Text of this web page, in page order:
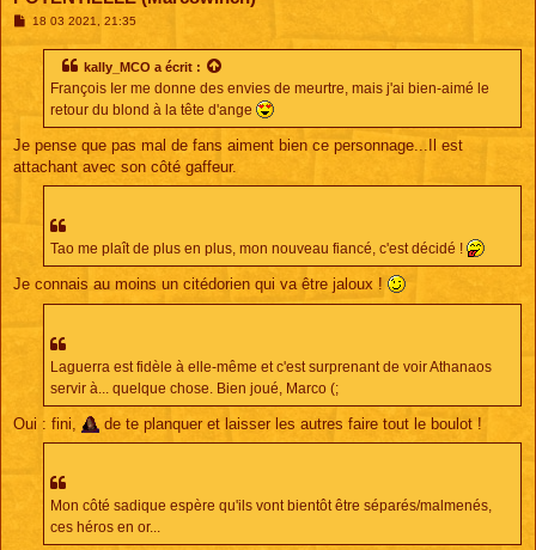
M18 03 2021, 21:35
kally_MCO a écrit :
François Ier me donne des envies de meurtre, mais j'ai bien-aimé le
retour du blond à la tête d'ange
Je pense que pas mal de fans aiment bien ce personnage...Il est
attachant avec son côté gaffeur.
Tao me plaît de plus en plus, mon nouveau fiancé, c'est décidé !
Je connais au moins un citédorien qui va être jaloux !
Laguerra est fidèle à elle-même et c'est surprenant de voir Athanaos
servir à... quelque chose. Bien joué, Marco (;
Oui : fini, de te planquer et laisser les autres faire tout le boulot !
Mon côté sadique espère qu'ils vont bientôt être séparés/malmenés,
ces héros en or...